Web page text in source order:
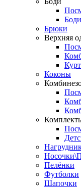
Брюки
Верхняя
Коконы
Пелёнки
Футболки
Шапочки